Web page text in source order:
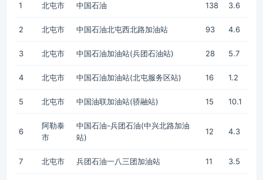
1 北屯市 中国石油 138 3.6
2 北屯市 中国石油北屯西北路加油站 93 4.6
3 北屯市 中国石油加油站(兵团石油站) 28 5.7
4 北屯市 中国石油加油站(北屯服务区站) 16 1.2
5 北屯市 中国油联加油站(骄融站) 15 10.1
6
阿勒泰
市
中国石油-兵团石油(中兴北路加油
站)
12 4.3
7 北屯市 兵团石油一八三团加油站 11 3.5